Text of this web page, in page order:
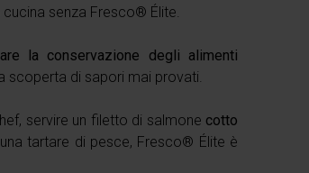
senza Fresco® Élite.
la conservazione degli alimenti
scoperta di sapori mai provati.
servire un filetto di salmone cotto
una tartare di pesce, Fresco® Élite è